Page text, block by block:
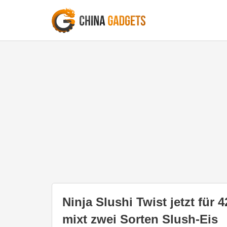
Ninja Slushi Twist jetzt für
mixt zwei Sorten Slush-Eis